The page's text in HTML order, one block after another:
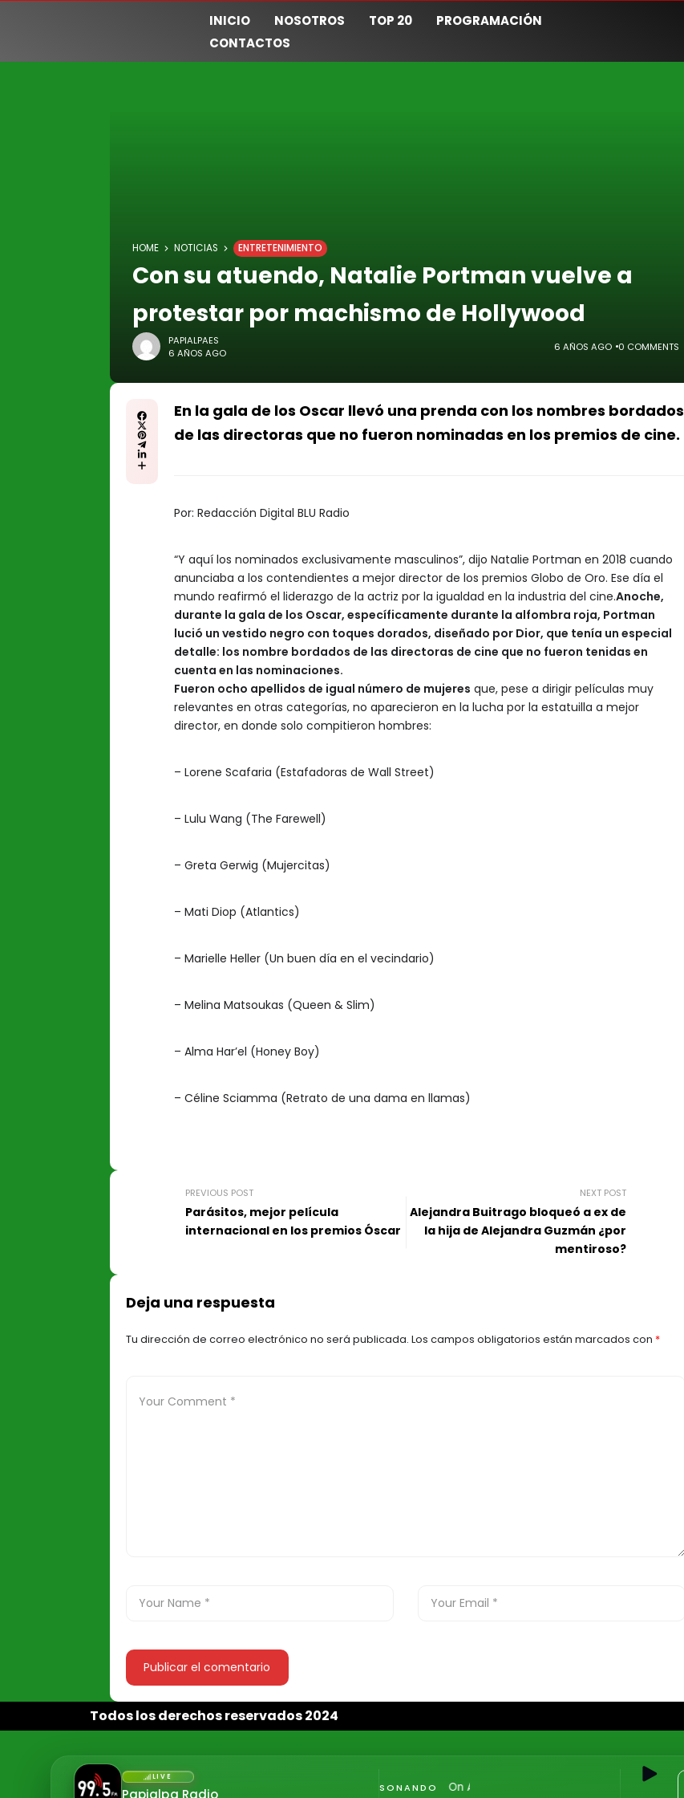
INICIO NOSOTROS TOP 20
PROGRAMACIÓN
CONTACTOS
HOME NOTICIAS ENTRETENIMIENTO
Con su atuendo, Natalie Portman vuelve a
protestar por machismo de Hollywood
PAPIALPAES
6 AÑOS AGO
6 AÑOS AGO 0 COMMENTS
En la gala de los Oscar llevó una prenda con los nombres bordados
de las directoras que no fueron nominadas en los premios de cine.
Por: Redacción Digital BLU Radio
“Y aquí los nominados exclusivamente masculinos”, dijo Natalie Portman en 2018 cuando
anunciaba a los contendientes a mejor director de los premios Globo de Oro. Ese día el
mundo reafirmó el liderazgo de la actriz por la igualdad en la industria del cine.Anoche,
durante la gala de los Oscar, específicamente durante la alfombra roja, Portman
lució un vestido negro con toques dorados, diseñado por Dior, que tenía un especial
detalle: los nombre bordados de las directoras de cine que no fueron tenidas en
cuenta en las nominaciones.
Fueron ocho apellidos de igual número de mujeres que, pese a dirigir películas muy
relevantes en otras categorías, no aparecieron en la lucha por la estatuilla a mejor
director, en donde solo compitieron hombres:
– Lorene Scafaria (Estafadoras de Wall Street)
– Lulu Wang (The Farewell)
– Greta Gerwig (Mujercitas)
– Mati Diop (Atlantics)
– Marielle Heller (Un buen día en el vecindario)
– Melina Matsoukas (Queen & Slim)
– Alma Har’el (Honey Boy)
– Céline Sciamma (Retrato de una dama en llamas)
PREVIOUS POST
Parásitos, mejor película
internacional en los premios Óscar
NEXT POST
Alejandra Buitrago bloqueó a ex de
la hija de Alejandra Guzmán ¿por
mentiroso?
Deja una respuesta
Tu dirección de correo electrónico no será publicada. Los campos obligatorios están marcados con *
Todos los derechos reservados 2024
LIVE
Papialpa Radio SONANDO On Air